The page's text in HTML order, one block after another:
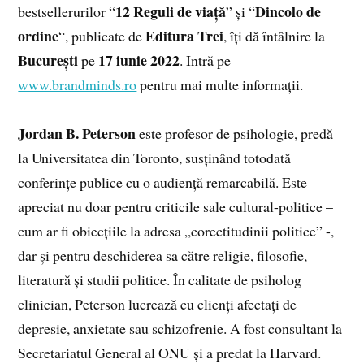
bestsellerurilor “12 Reguli de viață” și “Dincolo de
ordine“, publicate deEditura Trei, îți dă întâlnire la
Bucureștipe 17 iunie 2022. Intră pe
www.brandminds.ropentru mai multe informații.
Jordan B. Petersoneste profesor de psihologie, predă
la Universitatea din Toronto, susținând totodată
conferințe publice cu o audiență remarcabilă. Este
apreciat nu doar pentru criticile sale cultural-politice –
cum ar fi obiecțiile la adresa „corectitudinii politice” -,
dar și pentru deschiderea sa către religie, filosofie,
literatură și studii politice. În calitate de psiholog
clinician, Peterson lucrează cu clienți afectați de
depresie, anxietate sau schizofrenie. A fost consultant la
Secretariatul General al ONU și a predat la Harvard.